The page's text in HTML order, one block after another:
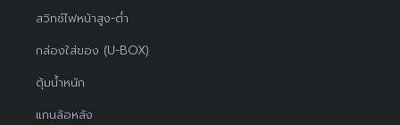
สวิทช์ไฟหน้าสูง-ต่ำ
กล่องใส่ของ (U-BOX)
ตุ้มน้ำหนัก
แกนล้อหลัง